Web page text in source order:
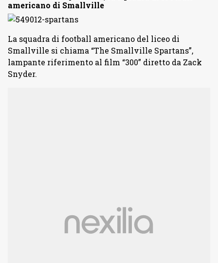
americano di Smallville
La squadra di football americano del liceo di
Smallville si chiama “The Smallville Spartans”,
lampante riferimento al film “300” diretto da Zack
Snyder.